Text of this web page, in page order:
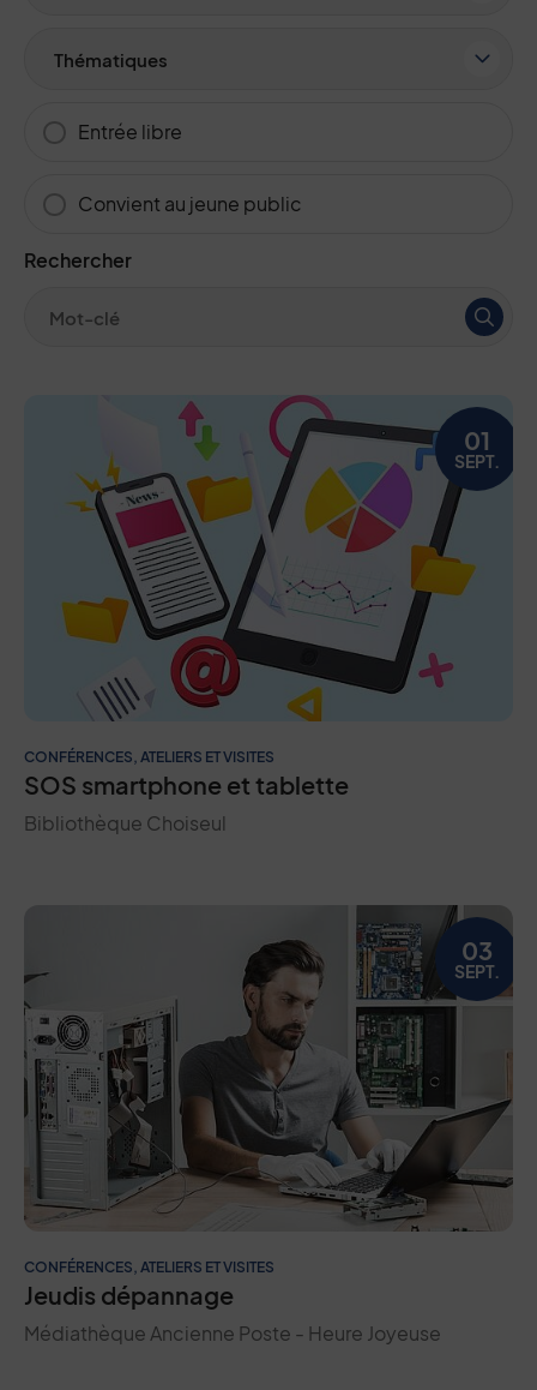
Entrée libre
Convient au jeune public
Recherche par mots-clés
Rechercher
Liste des événements
CONFÉRENCES, ATELIERS ET VISITES
SOS smartphone et tablette
Bibliothèque Choiseul
01
SEPT.
CONFÉRENCES, ATELIERS ET VISITES
Jeudis dépannage
Médiathèque Ancienne Poste - Heure Joyeuse
03
SEPT.